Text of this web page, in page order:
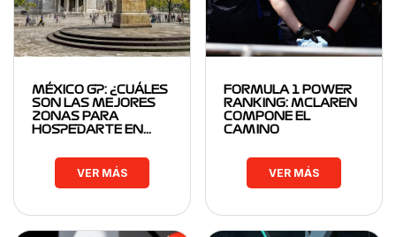
MÉXICO GP: ¿CUÁLES
SON LAS MEJORES
ZONAS PARA
HOSPEDARTE EN…
VER MÁS
FORMULA 1 POWER
RANKING: MCLAREN
COMPONE EL
CAMINO
VER MÁS